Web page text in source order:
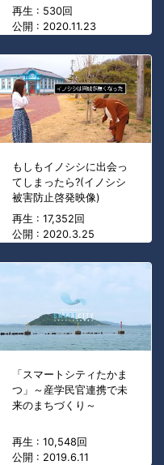
再生 : 530回
公開 : 2020.11.23
もしもイノシシに出会っ
てしまったら?(イノシシ
被害防止啓発映像)
再生 : 17,352回
公開 : 2020.3.25
「スマートシティたかま
つ」～産学民官連携で未
来のまちづくり～
再生 : 10,548回
公開 : 2019.6.11